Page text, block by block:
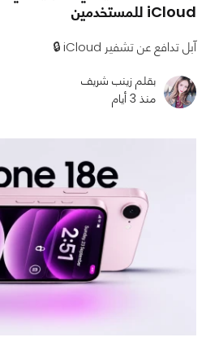
iCloud للمستخدمين
آبل تدافع عن تشفير iCloud 🔒
بقلم زينب شريف
منذ 3 أيام